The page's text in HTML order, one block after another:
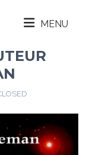
MENU